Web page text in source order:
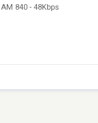
AM 840- 48Kbps